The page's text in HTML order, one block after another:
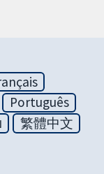
Português
繁體中文